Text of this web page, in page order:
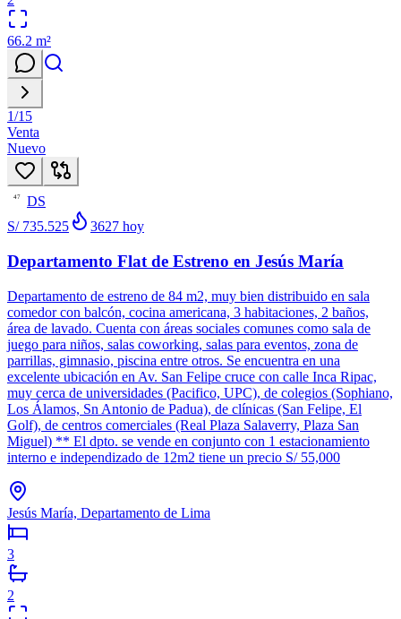
66.2 m²
1/15
Venta
Nuevo
47
DS
S/ 735.525
3627 hoy
Departamento Flat de Estreno en Jesús María
Departamento de estreno de 84 m2, muy bien distribuido en sala
comedor con balcón, cocina americana, 3 habitaciones, 2 baños,
área de lavado. Cuenta con áreas sociales comunes como sala de
juego para niños, salas coworking, salas para eventos, zona de
parrillas, gimnasio, piscina entre otros. Se encuentra en una
excelente ubicación en Av. San Felipe cruce con calle Inca Ripac,
muy cerca de universidades (Pacifico, UPC), de colegios (Sophiano,
Los Álamos, Sn Antonio de Padua), de clínicas (San Felipe, El
Golf), de centros comerciales (Real Plaza Salaverry, Plaza San
Miguel) ** El dpto. se vende en conjunto con 1 estacionamiento
interno e independizado de 12m2 tiene un precio S/ 55,000
Jesús María, Departamento de Lima
3
2